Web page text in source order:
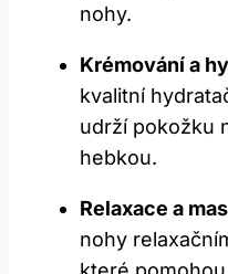
nohy.
Krémování a
kvalitní
udrží pokožku
hebkou.
Relaxace a
nohy